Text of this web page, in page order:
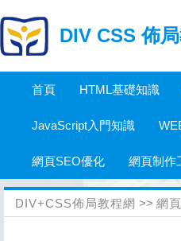
DIV CSS 佈
首頁 HTML基礎知識
JavaScript入門知識
網頁SEO優化 網頁制作
DIV+CSS佈局教程網 >> 網